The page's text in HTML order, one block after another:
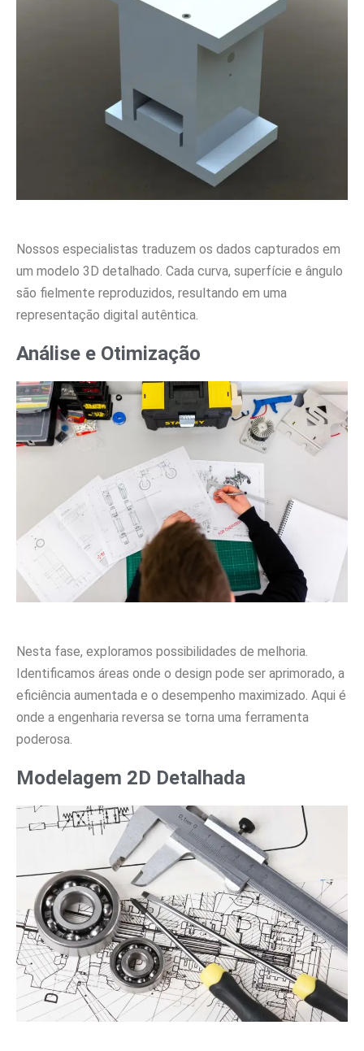
Nossos especialistas traduzem os dados capturados em
um modelo 3D detalhado. Cada curva, superfície e ângulo
são fielmente reproduzidos, resultando em uma
representação digital autêntica.
Análise e Otimização
Nesta fase, exploramos possibilidades de melhoria.
Identificamos áreas onde o design pode ser aprimorado, a
eficiência aumentada e o desempenho maximizado. Aqui é
onde a engenharia reversa se torna uma ferramenta
poderosa.
Modelagem 2D Detalhada